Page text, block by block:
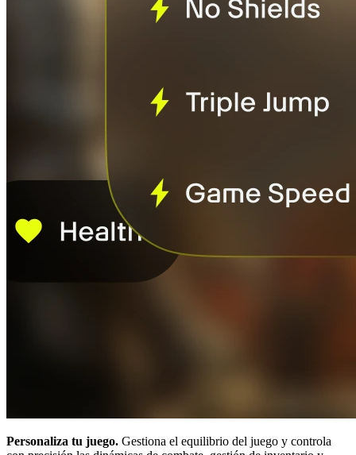
Personaliza tu juego. Gestiona el equilibrio del juego y controla